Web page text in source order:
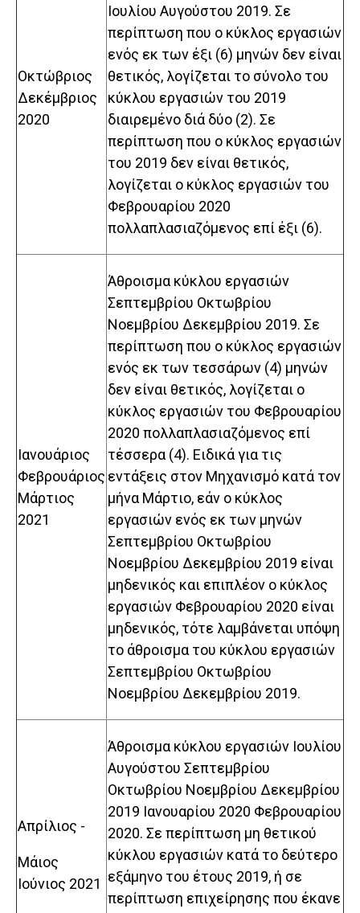
Οκτώβριος
Δεκέμβριος
2020
Ιουλίου Αυγούστου 2019. Σε
περίπτωση που ο κύκλος εργασιών
ενός εκ των έξι (6) μηνών δεν είναι
θετικός, λογίζεται το σύνολο του
κύκλου εργασιών του 2019
διαιρεμένο διά δύο (2). Σε
περίπτωση που ο κύκλος εργασιών
του 2019 δεν είναι θετικός,
λογίζεται ο κύκλος εργασιών του
Φεβρουαρίου 2020
πολλαπλασιαζόμενος επί έξι (6).
Ιανουάριος
Φεβρουάριος
Μάρτιος
2021
Άθροισμα κύκλου εργασιών
Σεπτεμβρίου Οκτωβρίου
Νοεμβρίου Δεκεμβρίου 2019. Σε
περίπτωση που ο κύκλος εργασιών
ενός εκ των τεσσάρων (4) μηνών
δεν είναι θετικός, λογίζεται ο
κύκλος εργασιών του Φεβρουαρίου
2020 πολλαπλασιαζόμενος επί
τέσσερα (4). Ειδικά για τις
εντάξεις στον Μηχανισμό κατά τον
μήνα Μάρτιο, εάν ο κύκλος
εργασιών ενός εκ των μηνών
Σεπτεμβρίου Οκτωβρίου
Νοεμβρίου Δεκεμβρίου 2019 είναι
μηδενικός και επιπλέον ο κύκλος
εργασιών Φεβρουαρίου 2020 είναι
μηδενικός, τότε λαμβάνεται υπόψη
το άθροισμα του κύκλου εργασιών
Σεπτεμβρίου Οκτωβρίου
Νοεμβρίου Δεκεμβρίου 2019.
Απρίλιος -
Μάιος
Ιούνιος 2021
Άθροισμα κύκλου εργασιών Ιουλίου
Αυγούστου Σεπτεμβρίου
Οκτωβρίου Νοεμβρίου Δεκεμβρίου
2019 Ιανουαρίου 2020 Φεβρουαρίου
2020. Σε περίπτωση μη θετικού
κύκλου εργασιών κατά το δεύτερο
εξάμηνο του έτους 2019, ή σε
περίπτωση επιχείρησης που έκανε